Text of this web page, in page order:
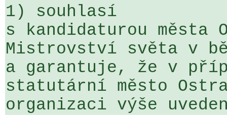
1) souhlasí
s kandidaturou města
Mistrovství světa v
a garantuje, že v
statutární město
organizaci výše